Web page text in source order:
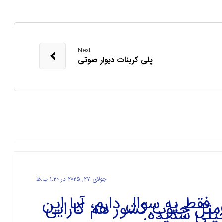
Next
پلی کربنات دیوار صوتی
جولای ۲۷, ۲۰۲۵ در ۱:۳۰ ب.ظ
یه سوال دارم، آیا این
جنوب کشور هم کارایی
شدیده.